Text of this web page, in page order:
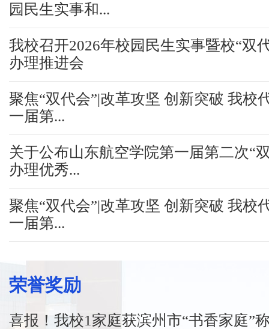
园民生实事和...
我校召开2026年校园民生实事暨校“双
办理推进会
聚焦“双代会”|改革攻坚 创新突破 我校
一届第...
关于公布山东航空学院第一届第二次“
办理优秀...
聚焦“双代会”|改革攻坚 创新突破 我校
一届第...
荣誉奖励
喜报！我校1家庭获滨州市“书香家庭”